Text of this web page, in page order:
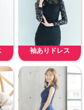
袖ありドレス